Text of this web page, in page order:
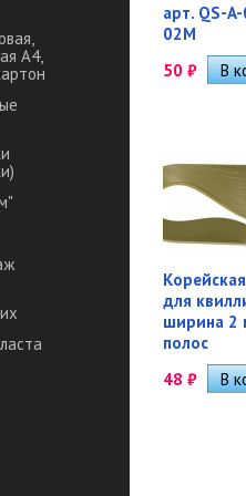
А4,
арт. QS-
02M
50 ₽
для
ширина 2
полос
48 ₽